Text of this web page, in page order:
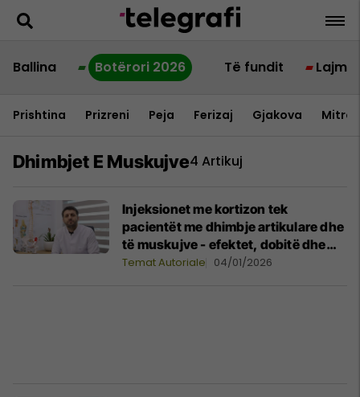
Ballina Botërori 2026 Të fundit Lajme
Prishtina Prizreni Peja Ferizaj Gjakova
Dhimbjet E Muskujve4 Artikuj
Injeksionet me kortizon tek
pacientët me dhimbje artikulare dhe
të muskujve - efektet, dobitë dhe
komplikimet
Temat Autoriale 04/01/2026